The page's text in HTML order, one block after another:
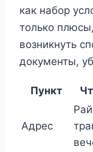
как набор
только
возникнуть
документы,
Пункт
Адрес